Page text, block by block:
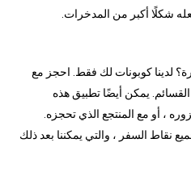
شكلًا أكبر من المدخرات.
لدينا كوبونات لك فقط. احجز مع
يمكن أيضًا تطبيق هذه
، أو مع المنتجع الذي تحجزه.
نقاط السفر ، والتي يمكننا بعد ذلك